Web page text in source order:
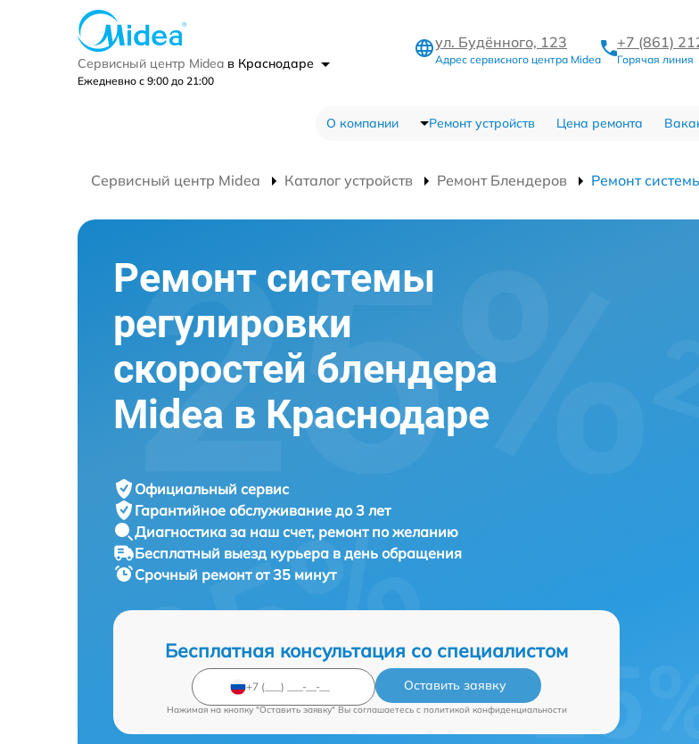
Сервисный центр Midea в Краснодаре
Ежедневно с 9:00 до 21:00
ул. Будённого, 123
Адрес сервисного центра Midea
+7 (861)
Горячая линия
О компании Ремонт устройств Цена ремонта
Сервисный центр Midea Каталог устройств Ремонт Блендеров Ремонт
Ремонт системы
регулировки
скоростей блендера
Midea в Краснодаре
Официальный сервис
Гарантийное обслуживание до 3 лет
Диагностика за наш счет, ремонт по желанию
Бесплатный выезд курьера в день обращения
Срочный ремонтот 35 минут
Бесплатная консультация со специалистом
Оставить заявку
Нажимая на кнопку "Оставить заявку" Вы соглашаетесь c политикой конфиденциальности